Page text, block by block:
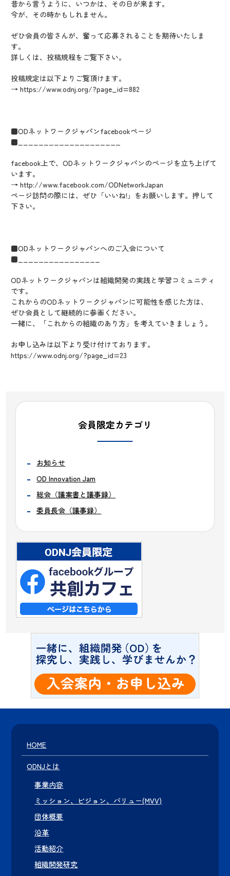
昔から言うように、いつかは、その日が来ます。
今が、その時かもしれません。
ぜひ会員の皆さんが、奮って応募されることを期待いたしま
す。
詳しくは、投稿規程をご覧下さい。
投稿規定は以下よりご覧頂けます。
→ https://www.odnj.org/?page_id=882
■ODネットワークジャパンfacebookページ
■____________________
facebook上で、ODネットワークジャパンのページを立ち上げて
います。
→ http://www.facebook.com/ODNetworkJapan
ページ訪問の際には、ぜひ「いいね!」をお願いします。押して
下さい。
■ODネットワークジャパンへのご入会について
■________________
ODネットワークジャパンは組織開発の実践と学習コミュニティ
です。
これからのODネットワークジャパンに可能性を感じた方は、
ぜひ会員として継続的に参画ください。
一緒に、「これからの組織のあり方」を考えていきましょう。
お申し込みは以下より受け付けております。
https://www.odnj.org/?page_id=23
会員限定カテゴリ
お知らせ
OD Innovation Jam
総会（議案書と議事録）
委員長会（議事録）
HOME
ODNJとは
事業内容
ミッション、ビジョン、バリュー(MVV)
団体概要
沿革
活動紹介
組織開発研究